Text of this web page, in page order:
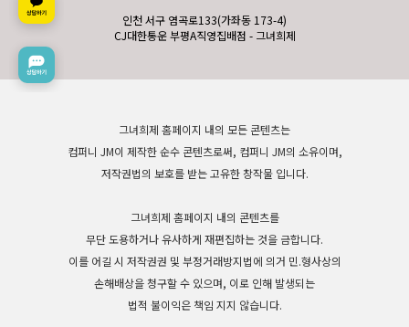
인천 서구 염곡로133(가좌동 173-4)
CJ대한통운 부평A직영집배점 - 그녀희제
그녀희제 홈페이지 내의 모든 콘텐츠는
컴퍼니 JM이 제작한 순수 콘텐츠로써, 컴퍼니 JM의 소유이며,
저작권법의 보호를 받는 고유한 창작물 입니다.
그녀희제 홈페이지 내의 콘텐츠를
무단 도용하거나 유사하게 재편집하는 것을 금합니다.
이를 어길 시 저작권권 및 부정거래방지법에 의거 민.형사상의
손해배상을 청구할 수 있으며, 이로 인해 발생되는
법적 불이익은 책임 지지 않습니다.